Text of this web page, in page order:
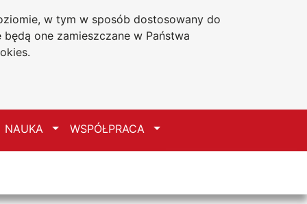
w tym w sposób dostosowany do
one zamieszczane w PaństwaDeklaracja dostępności
NAUKA Przełącz
WSPÓŁPRACA Przełącz